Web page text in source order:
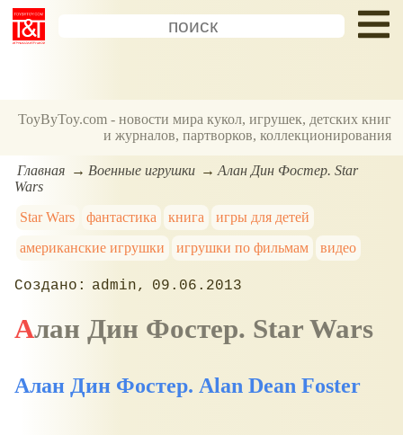
ToyByToy.com - новости мира кукол, игрушек, детских книг
и журналов, партворков, коллекционирования
Главная Военные игрушки
Алан Дин Фостер. Star
Wars
Star Wars
фантастика книга
игры для детей
американские игрушки
игрушки по фильмам видео
admin 09.06.2013
Алан Дин Фостер. Star Wars
Алан Дин Фостер. Alan Dean Foster